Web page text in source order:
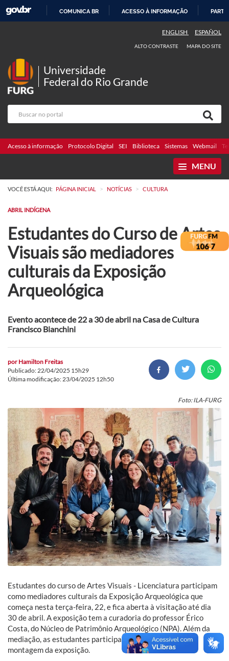
COMUNICA BR ACESSO À INFORMAÇÃO
ENGLISH ESPAÑOL
ALTO CONTRASTE MAPA DO SITE
Universidade
Federal do Rio Grande
Acesso à informação Protocolo Digital SEI Biblioteca Sistemas Webmail
MENU
VOCÊ ESTÁ AQUI: PÁGINA INICIAL > NOTÍCIAS > CULTURA
ABRIL INDÍGENA
Estudantes do Curso de Artes
Visuais são mediadores
culturais da Exposição
Arqueológica
Evento acontece de 22 a 30 de abril na Casa de Cultura
Francisco Bianchini
por Hamilton Freitas
Publicado: 22/04/2025 15h29
Última modificação: 23/04/2025 12h50
Foto: ILA-FURG
Estudantes do curso de Artes Visuais - Licenciatura participam
como mediadores culturais da Exposição Arqueológica que
começa nesta terça-feira, 22, e fica aberta à visitação até dia
30 de abril. A exposição tem a curadoria do professor Érico
Costa, do Núcleo de Patrimônio Arqueológico (NPA). Além da
mediação, as estudantes participam na organização e
montagem da exposição.